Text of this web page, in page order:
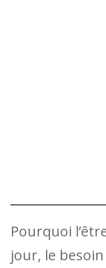
Pourquoi
jour, le